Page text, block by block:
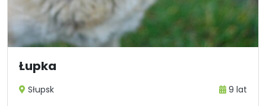
Łupka
Słupsk 9 lat